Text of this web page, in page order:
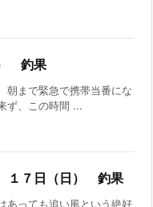
釣果
朝まで緊急で携帯当番にな
ず、この時間 ...
７日（日） 釣果
あっても追い風という絶好